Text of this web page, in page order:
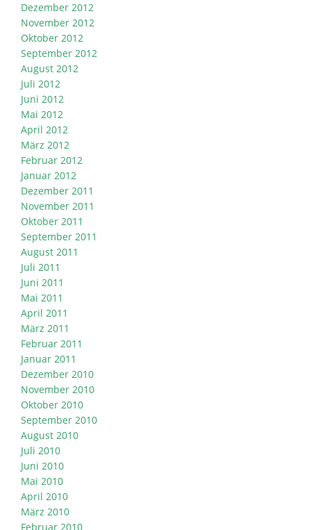
Dezember 2012
November 2012
Oktober 2012
September 2012
August 2012
Juli 2012
Juni 2012
Mai 2012
April 2012
März 2012
Februar 2012
Januar 2012
Dezember 2011
November 2011
Oktober 2011
September 2011
August 2011
Juli 2011
Juni 2011
Mai 2011
April 2011
März 2011
Februar 2011
Januar 2011
Dezember 2010
November 2010
Oktober 2010
September 2010
August 2010
Juli 2010
Juni 2010
Mai 2010
April 2010
März 2010
Februar 2010